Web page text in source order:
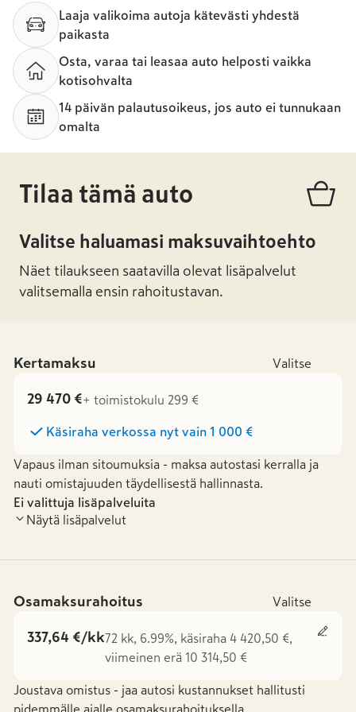
Laaja valikoima autoja kätevästi yhdestä
paikasta
Osta, varaa tai leasaa auto helposti vaikka
kotisohvalta
14 päivän palautusoikeus, jos auto ei tunnukaan
omalta
Tilaa tämä auto
Valitse haluamasi maksuvaihtoehto
Näet tilaukseen saatavilla olevat lisäpalvelut
valitsemalla ensin rahoitustavan.
Kertamaksu Valitse
29 470 €+ toimistokulu 299 €
Käsiraha verkossa nyt vain 1 000 €
Vapaus ilman sitoumuksia - maksa autostasi kerralla ja
nauti omistajuuden täydellisestä hallinnasta.
Ei valittuja lisäpalveluita
Näytä lisäpalvelut
Osamaksurahoitus Valitse
337,64 €/kk72 kk, 6.99%, käsiraha 4 420,50 €,
viimeinen erä 10 314,50 €
Joustava omistus - jaa autosi kustannukset hallitusti
pidemmälle ajalle osamaksurahoituksella.